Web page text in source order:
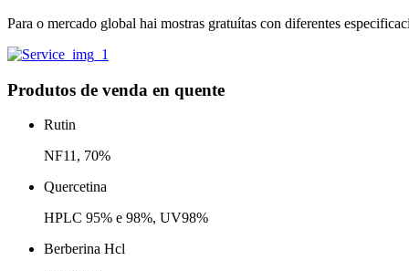
Para o mercado global hai mostras gratuítas con diferentes
Produtos de venda en quente
Rutin
NF11, 70%
Quercetina
HPLC 95% e 98%, UV98%
Berberina Hcl